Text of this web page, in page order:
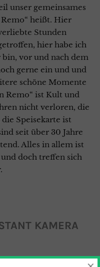
unser gemeinsames
heißt. Hier
Stunden
hier habe ich
vor und nach dem
gerne ein und und
schöne Momente
Remo“ ist Kult und
nicht verloren, die
Speisekarte ist
seit über 30 Jahre
Alles in allem ist
und doch treffen sich
KAMERA
Retro-Style